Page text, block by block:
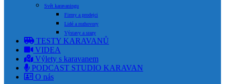
Svět karavaningu
Firmy a prodejci
Lidé a rozhovory
Výstavy a srazy
TESTY KARAVANŮ
VIDEA
Výlety s karavanem
PODCAST STUDIO KARAVAN
O nás